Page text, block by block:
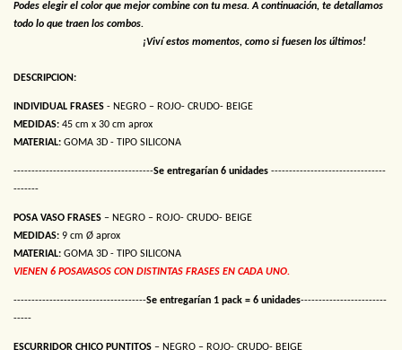
Podes elegir el color que mejor combine con tu mesa. A continuación, te detallamos
todo lo que traen los combos.
¡Viví estos momentos, como si fuesen los últimos!
DESCRIPCION:
INDIVIDUAL FRASES - NEGRO – ROJO- CRUDO- BEIGE
MEDIDAS: 45 cm x 30 cm aprox
MATERIAL: GOMA 3D - TIPO SILICONA
---------------------------------------Se entregarían 6 unidades --------------------------------
-------
POSA VASO FRASES – NEGRO – ROJO- CRUDO- BEIGE
MEDIDAS: 9 cm Ø aprox
MATERIAL: GOMA 3D - TIPO SILICONA
VIENEN 6 POSAVASOS CON DISTINTAS FRASES EN CADA UNO.
-------------------------------------Se entregarían 1 pack = 6 unidades------------------------
-----
ESCURRIDOR CHICO PUNTITOS – NEGRO – ROJO- CRUDO- BEIGE